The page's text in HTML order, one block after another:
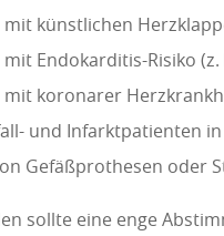
mit künstlichen
mit Endokarditis-Risiko
mit koronarer
und Infarktpatienten
Gefäßprothesen oder
sollte eine enge